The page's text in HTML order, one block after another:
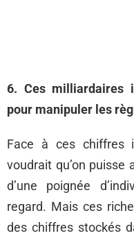
6. Ces milliardaires
pour manipuler les
Face à ces chiffres
voudrait qu’on puisse
d’une poignée
regard. Mais ces
des chiffres stockés